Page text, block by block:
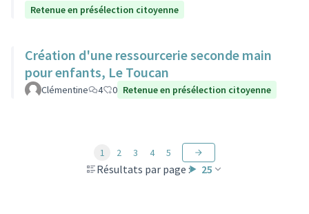
Retenue en présélection citoyenne
Création d'une ressourcerie seconde main
pour enfants, Le Toucan
Clémentine 4 0 Retenue en présélection citoyenne
Résultats par page : 25
1 2 3 4 5